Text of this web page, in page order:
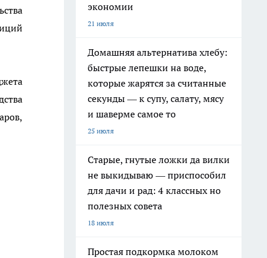
экономии
21 июля
Домашняя альтернатива хлебу:
быстрые лепешки на воде,
которые жарятся за считанные
секунды — к супу, салату, мясу
и шаверме самое то
25 июля
Старые, гнутые ложки да вилки
не выкидываю — приспособил
для дачи и рад: 4 классных но
полезных совета
18 июля
Простая подкормка молоком